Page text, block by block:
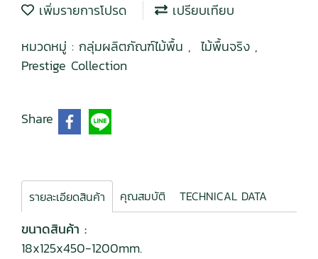
เพิ่มรายการโปรด
เปรียบเทียบ
หมวดหมู่ : กลุ่มผลิตภัณฑ์ไม้พื้น , ไม้พื้นจริง ,
Prestige Collection
Share
รายละเอียดสินค้า คุณสมบัติ TECHNICAL DATA
ขนาดสินค้า :
18x125x450-1200mm.